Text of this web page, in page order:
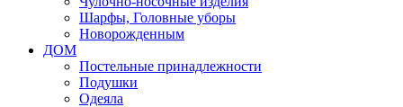
Шарфы, Головные уборы
Новорожденным
ДОМ
Постельные принадлежности
Подушки
Одеяла